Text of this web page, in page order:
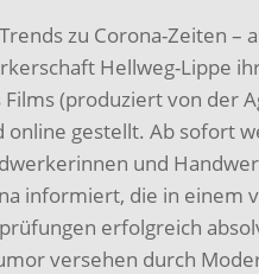
zu Corona-Zeiten –
Hellweg-Lippe
(produziert von der
gestellt. Ab sofort
und
informiert, die in einem
erfolgreich
versehen durch